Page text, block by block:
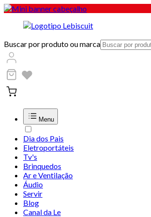
Buscar por produto ou marca
Menu
Dia dos Pais
Eletroportáteis
Tv's
Brinquedos
Ar e Ventilação
Áudio
Servir
Blog
Canal da Le